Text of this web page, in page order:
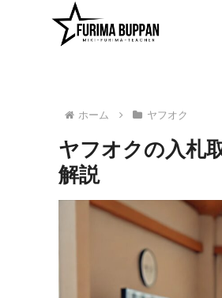
ホーム ヤフオク
ヤフオクの入札
解説